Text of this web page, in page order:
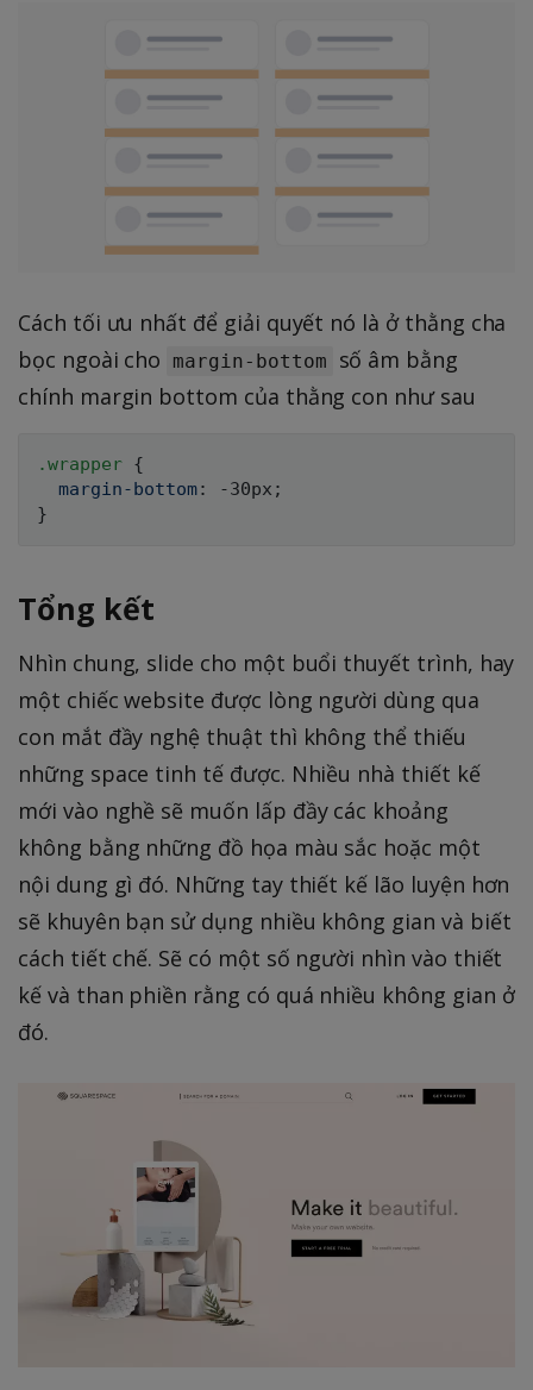
Cách tối ưu nhất để giải quyết nó là ở thằng cha
bọc ngoài cho
margin-bottom
số âm bằng
chính margin bottom của thằng con như sau
.wrapper {
margin-bottom: -30px ;
}
Tổng kết
Nhìn chung, slide cho một buổi thuyết trình, hay
một chiếc website được lòng người dùng qua
con mắt đầy nghệ thuật thì không thể thiếu
những space tinh tế được. Nhiều nhà thiết kế
mới vào nghề sẽ muốn lấp đầy các khoảng
không bằng những đồ họa màu sắc hoặc một
nội dung gì đó. Những tay thiết kế lão luyện hơn
sẽ khuyên bạn sử dụng nhiều không gian và biết
cách tiết chế. Sẽ có một số người nhìn vào thiết
kế và than phiền rằng có quá nhiều không gian ở
đó.